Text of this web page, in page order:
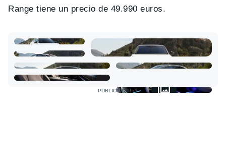
Range tiene un precio de 49.990 euros.